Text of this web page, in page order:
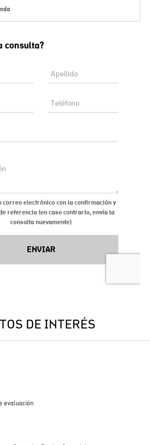
DE INTERÉS
evaluación